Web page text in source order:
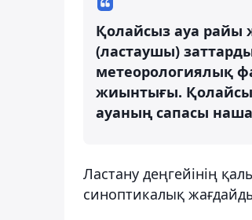
Қолайсыз ауа райы
(ластаушы)
метеорологиялық
жиынтығы.
ауаның сапасы
Ластану деңгейінің
синоптикалық